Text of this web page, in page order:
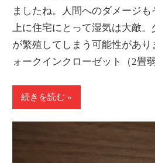
ましたね。人間へのダメージ
上に住宅にとって湿気は大敵
が繁殖してしまう可能性があり
ォークインクローゼット（2畳
続きを読む